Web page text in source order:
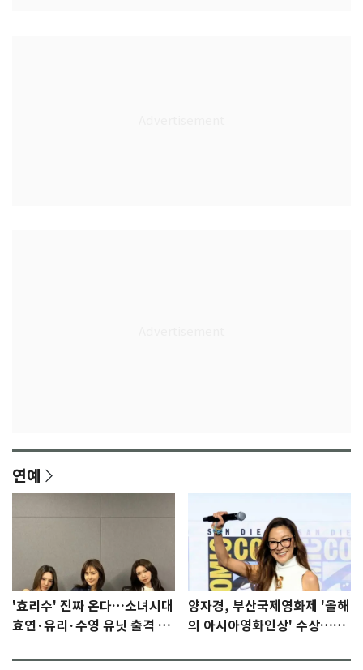
연예
'효리수' 진짜 온다…소녀시대
효연·유리·수영 유닛 출격 [N
양자경, 부산국제영화제 '올해
의 아시아영화인상' 수상…15